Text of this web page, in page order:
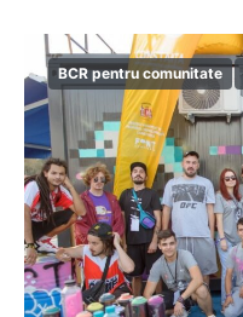
BCR pentru comunitate